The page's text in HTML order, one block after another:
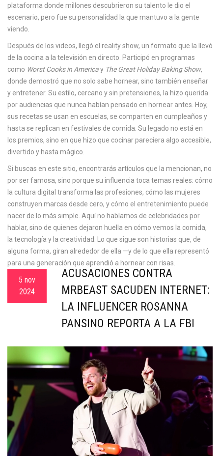
plataforma donde millones descubrieron su talento le dio el
escenario, pero fue su personalidad la que mantuvo a la gente
viendo.
Después de los videos, llegó el reality show, un formato que la llevó
de la cocina a la televisión en directo . Participó en programas
como Worst Cooks in Americay The Great Holiday Baking Show,
donde demostró que no solo sabe hornear, sino también enseñar
y entretener. Su estilo, cercano y sin pretensiones, la hizo querida
por audiencias que nunca habían pensado en hornear antes. Hoy,
sus recetas se usan en escuelas, se comparten en cumpleaños y
hasta se replican en festivales de comida. Su legado no está en
los premios, sino en que hizo que cocinar pareciera algo accesible,
divertido y hasta mágico.
Si buscas en este sitio, encontrarás artículos que la mencionan, no
por ser famosa, sino porque su influencia toca temas reales: cómo
la cultura digital transforma las profesiones, cómo las mujeres
construyen marcas desde cero, y cómo el entretenimiento puede
nacer de lo más simple. Aquí no hablamos de celebridades por
hablar, sino de quienes dejaron huella en cómo vemos la comida,
la tecnología y la creatividad. Lo que sigue son historias que, de
alguna forma, giran alrededor de ella —y de lo que ella representó
para una generación que aprendió a hornear con risas.
5 nov
2024
ACUSACIONES CONTRA
MRBEAST SACUDEN INTERNET:
LA INFLUENCER ROSANNA
PANSINO REPORTA A LA FBI